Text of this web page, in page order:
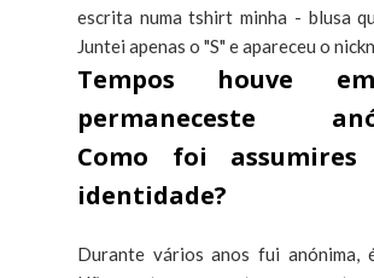
escrita numa tshirt minha - blusa
Juntei apenas o "S" e apareceu o
Tempos houve
permaneceste
Como foi
identidade?
Durante vários anos fui anónima,